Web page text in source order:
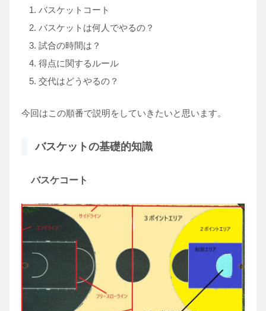
バスケットコート
バスケットは何人でやるの？
試合の時間は？
得点に関するルール
交代はどうやるの？
今回はこの順番で説明をしていきたいと思います。
バスケットの基礎的知識
バスケコート